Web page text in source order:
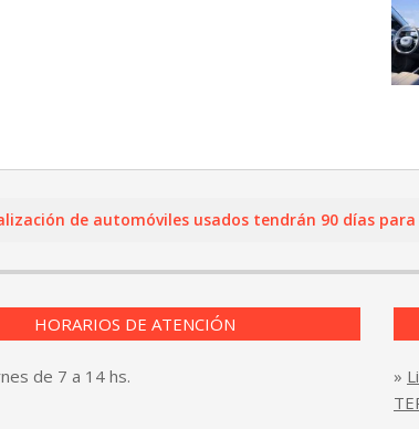
de automóviles usados tendrán 90 días para
HORARIOS DE ATENCIÓN
de 7 a 14 hs. »